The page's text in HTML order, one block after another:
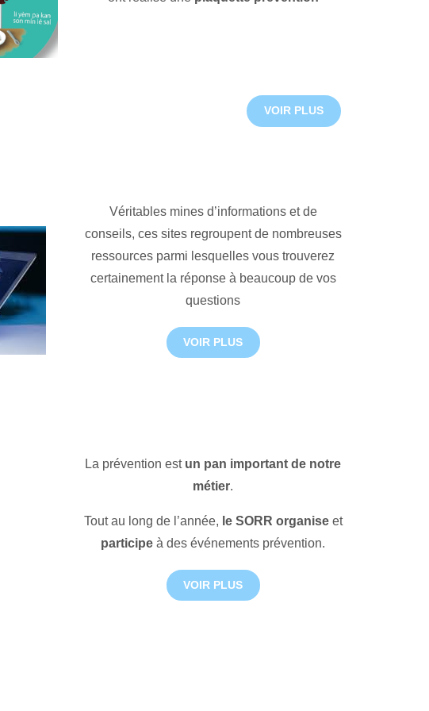
VOIR PLUS
Véritables mines d’informations et de
conseils, ces sites regroupent de nombreuses
ressources parmi lesquelles vous trouverez
certainement la réponse à beaucoup de vos
questions
VOIR PLUS
La prévention est un pan important de notre
métier.
Tout au long de l’année, le SORR organiseet
participe à des événements prévention.
VOIR PLUS